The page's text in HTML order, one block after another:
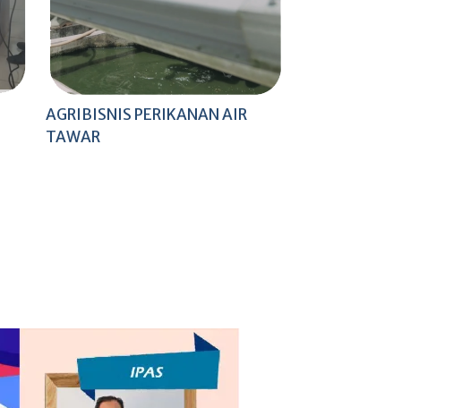
AGRIBISNIS PERIKANAN AIR
TAWAR